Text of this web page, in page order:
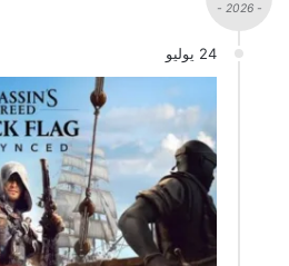
- 2026 -
24 يوليو